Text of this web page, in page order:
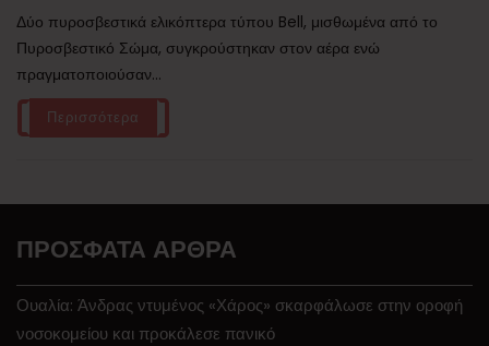
Δύο πυροσβεστικά ελικόπτερα τύπου Bell, μισθωμένα από το
Πυροσβεστικό Σώμα, συγκρούστηκαν στον αέρα ενώ
πραγματοποιούσαν...
Περισσότερα
ΠΡΌΣΦΑΤΑ ΆΡΘΡΑ
Ουαλία: Άνδρας ντυμένος «Χάρος» σκαρφάλωσε στην οροφή
νοσοκομείου και προκάλεσε πανικό